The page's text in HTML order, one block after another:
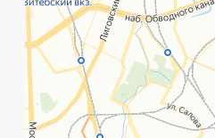
Главная Услуги
Санкт-Петербург,
Рощинская улица, 32Е
+7 (999) 236-90-00
ПН-
с